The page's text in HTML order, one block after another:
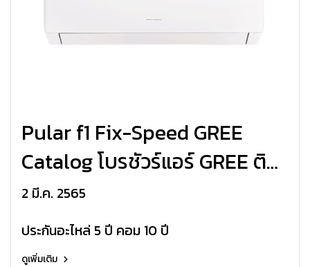
Pular f1 Fix-Speed GREE
Catalog โบรชัวร์แอร์ GREE ติด
ผนัง Pular f1 Fix-Speed R32
2022
2 มี.ค. 2565
ประกันอะไหล่ 5 ปี คอม 10 ปี
ดูเพิ่มเติม